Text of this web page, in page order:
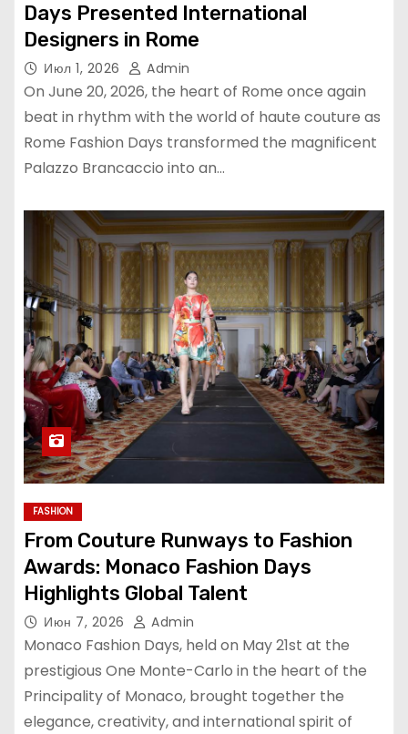
Days Presented International
Designers in Rome
Июл 1, 2026 Admin
On June 20, 2026, the heart of Rome once again
beat in rhythm with the world of haute couture as
Rome Fashion Days transformed the magnificent
Palazzo Brancaccio into an…
FASHION
From Couture Runways to Fashion
Awards: Monaco Fashion Days
Highlights Global Talent
Июн 7, 2026 Admin
Monaco Fashion Days, held on May 21st at the
prestigious One Monte-Carlo in the heart of the
Principality of Monaco, brought together the
elegance, creativity, and international spirit of